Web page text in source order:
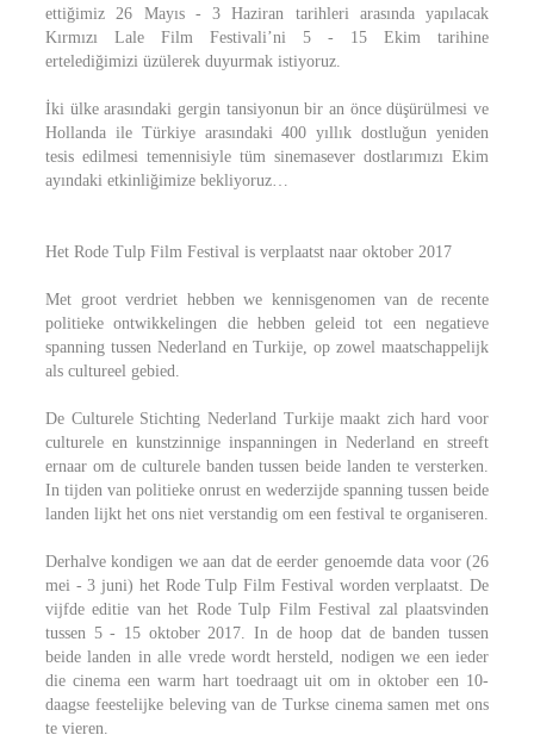
ettiğimiz 26 Mayıs - 3 Haziran tarihleri arasında yapılacak
Kırmızı Lale Film Festivali’ni 5 - 15 Ekim tarihine
ertelediğimizi üzülerek duyurmak istiyoruz.
İki ülke arasındaki gergin tansiyonun bir an önce düşürülmesi ve
Hollanda ile Türkiye arasındaki 400 yıllık dostluğun yeniden
tesis edilmesi temennisiyle tüm sinemasever dostlarımızı Ekim
ayındaki etkinliğimize bekliyoruz…
Het Rode Tulp Film Festival is verplaatst naar oktober 2017
Met groot verdriet hebben we kennisgenomen van de recente
politieke ontwikkelingen die hebben geleid tot een negatieve
spanning tussen Nederland en Turkije, op zowel maatschappelijk
als cultureel gebied.
De Culturele Stichting Nederland Turkije maakt zich hard voor
culturele en kunstzinnige inspanningen in Nederland en streeft
ernaar om de culturele banden tussen beide landen te versterken.
In tijden van politieke onrust en wederzijde spanning tussen beide
landen lijkt het ons niet verstandig om een festival te organiseren.
Derhalve kondigen we aan dat de eerder genoemde data voor (26
mei - 3 juni) het Rode Tulp Film Festival worden verplaatst. De
vijfde editie van het Rode Tulp Film Festival zal plaatsvinden
tussen 5 - 15 oktober 2017. In de hoop dat de banden tussen
beide landen in alle vrede wordt hersteld, nodigen we een ieder
die cinema een warm hart toedraagt uit om in oktober een 10-
daagse feestelijke beleving van de Turkse cinema samen met ons
te vieren.